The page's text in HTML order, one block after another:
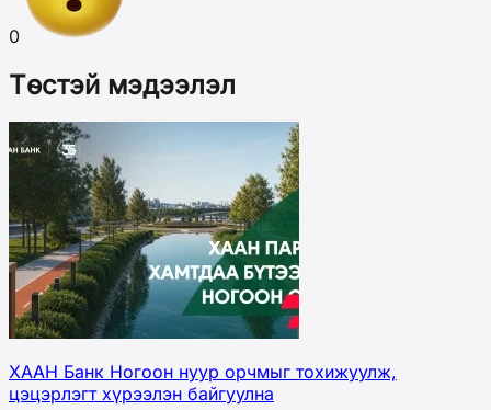
0
Төстэй мэдээлэл
ХААН Банк Ногоон нуур орчмыг тохижуулж,
цэцэрлэгт хүрээлэн байгуулна